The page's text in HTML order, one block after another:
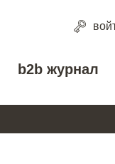
b2b журнал